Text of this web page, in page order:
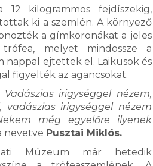
kilogrammos fejdíszekig,
ki a szemlén. A környező
a gímkoronákat a jeles
melyet mindössze a
nappal ejtettek el. Laikusok és
figyelték az agancsokat.
Vadászias irigységgel nézem,
vadászias irigységgel nézem
még egyelőre ilyenek
nevetve Pusztai Miklós.
Múzeum már hetedik